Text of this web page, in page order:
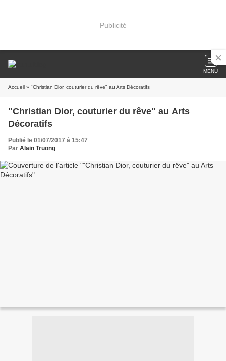
Publicité
MENU
Accueil » "Christian Dior, couturier du rêve" au Arts Décoratifs
"Christian Dior, couturier du rêve" au Arts
Décoratifs
Publié le 01/07/2017 à 15:47
Par Alain Truong